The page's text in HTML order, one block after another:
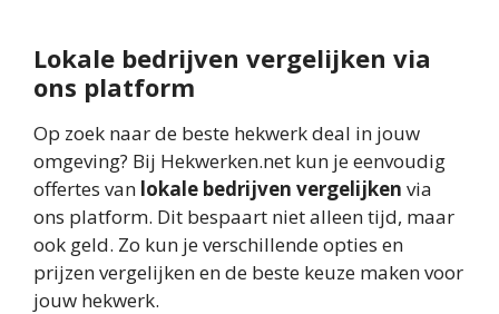
Lokale bedrijven vergelijken via
ons platform
Op zoek naar de beste hekwerk deal in jouw
omgeving? Bij Hekwerken.net kun je eenvoudig
offertes van lokale bedrijven vergelijken via
ons platform. Dit bespaart niet alleen tijd, maar
ook geld. Zo kun je verschillende opties en
prijzen vergelijken en de beste keuze maken voor
jouw hekwerk.